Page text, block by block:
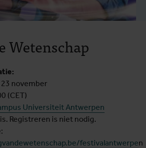
Wetenschap
november
(CET)
Universiteit Antwerpen
Registreren is niet nodig.
festivalantwerpen